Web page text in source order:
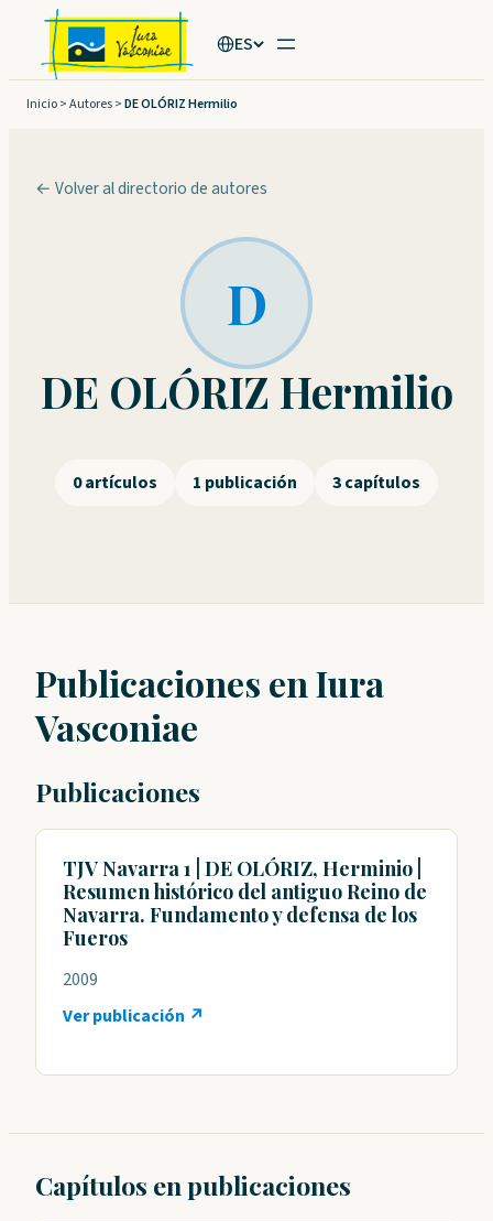
Saltar
contenido
ES
Inicio>Autores>DE OLÓRIZ Hermilio
← Volver al directorio de autores
D
DE OLÓRIZ Hermilio
0 artículos 1 publicación 3 capítulos
Publicaciones en Iura
Vasconiae
Publicaciones
TJV Navarra 1 | DE OLÓRIZ, Herminio |
Resumen histórico del antiguo Reino de
Navarra. Fundamento y defensa de los
Fueros
2009
Ver publicación ↗
Capítulos en publicaciones